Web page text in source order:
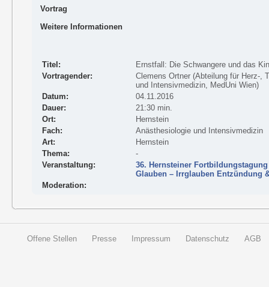
Vortrag
Weitere Informationen
Titel:
Ernstfall: Die Schwangere und das
Vortragender:
Clemens Ortner (Abteilung für Herz-,
und Intensivmedizin, MedUni Wien)
Datum:
04.11.2016
Dauer:
21:30 min.
Ort:
Hernstein
Fach:
Anästhesiologie und Intensivmedizin
Art:
Hernstein
Thema:
-
Veranstaltung:
36. Hernsteiner
Glauben – Irrglauben Entzündung
Moderation:
Offene Stellen Presse Impressum Datenschutz AGB